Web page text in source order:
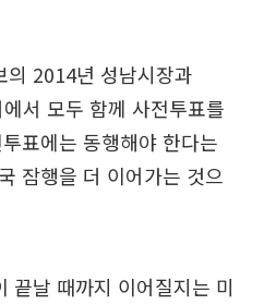
의 2014년 성남시장과
서 모두 함께 사전투표를
표에는 동행해야 한다는
잠행을 더 이어가는 것으
끝날 때까지 이어질지는 미